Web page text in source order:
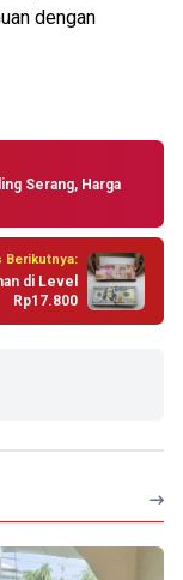
dengan
Serang, Harga
Berikutnya:
di Level
Rp17.800